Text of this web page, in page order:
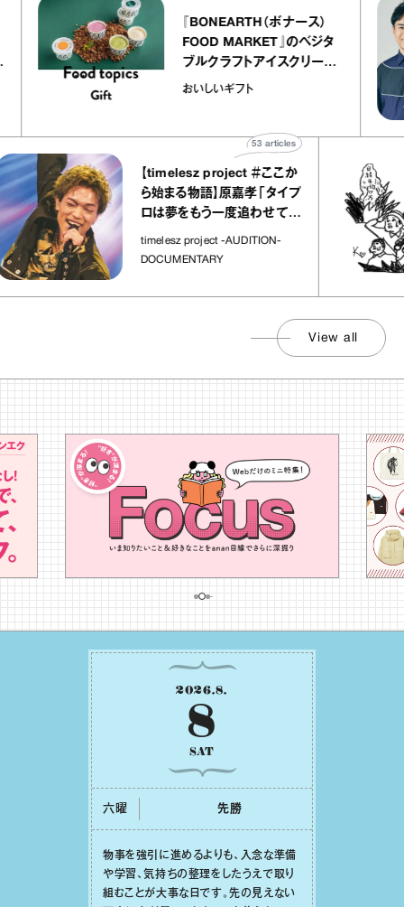
ャ
『BONEARTH（ボナース）
FOOD MARKET』のベジタ
ブルクラフトアイスクリーム
｜真野知子の「おいしいギフ
おいしいギフト
【timelesz project ＃ここか
ら始まる物語】原嘉孝「タイプ
ロは夢をもう一度追わせてく
れた場所」
timelesz project -AUDITION-
DOCUMENTARY
articles
View all
2026.8.
8
SAT
六曜 先勝
物事を強引に進めるよりも、⼊念な準備
や学習、気持ちの整理をしたうえで取り
組むことが⼤事な⽇です。先の⾒えない